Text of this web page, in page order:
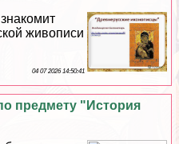
живописи
04 07 2026 14:50:41
предмету "История